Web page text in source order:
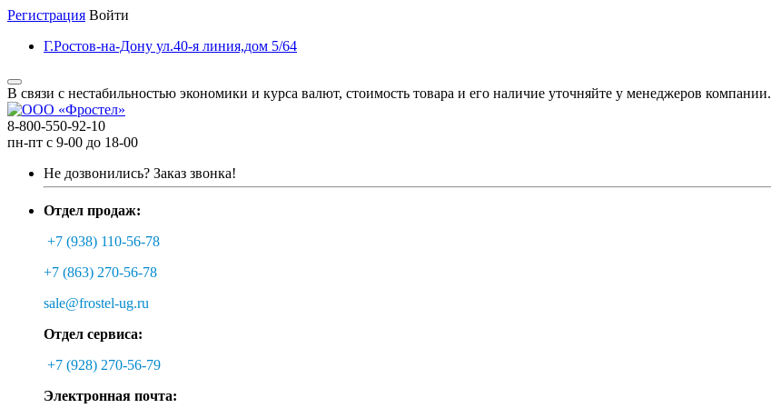
Регистрация Войти
Г.Ростов-на-Дону ул.40-я линия,дом 5/64
В связи с нестабильностью экономики и курса валют, стоимость товара и его наличие уточняйте у менеджеров компании.
8-800-550-92-10
пн-пт с 9-00 до 18-00
Не дозвонились? Заказ звонка!
Отдел продаж:
+7 (938) 110-56-78
+7 (863) 270-56-78
sale@frostel-ug.ru
Отдел сервиса:
+7 (928) 270-56-79
Электронная почта: